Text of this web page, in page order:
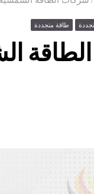
طاقة متجددة